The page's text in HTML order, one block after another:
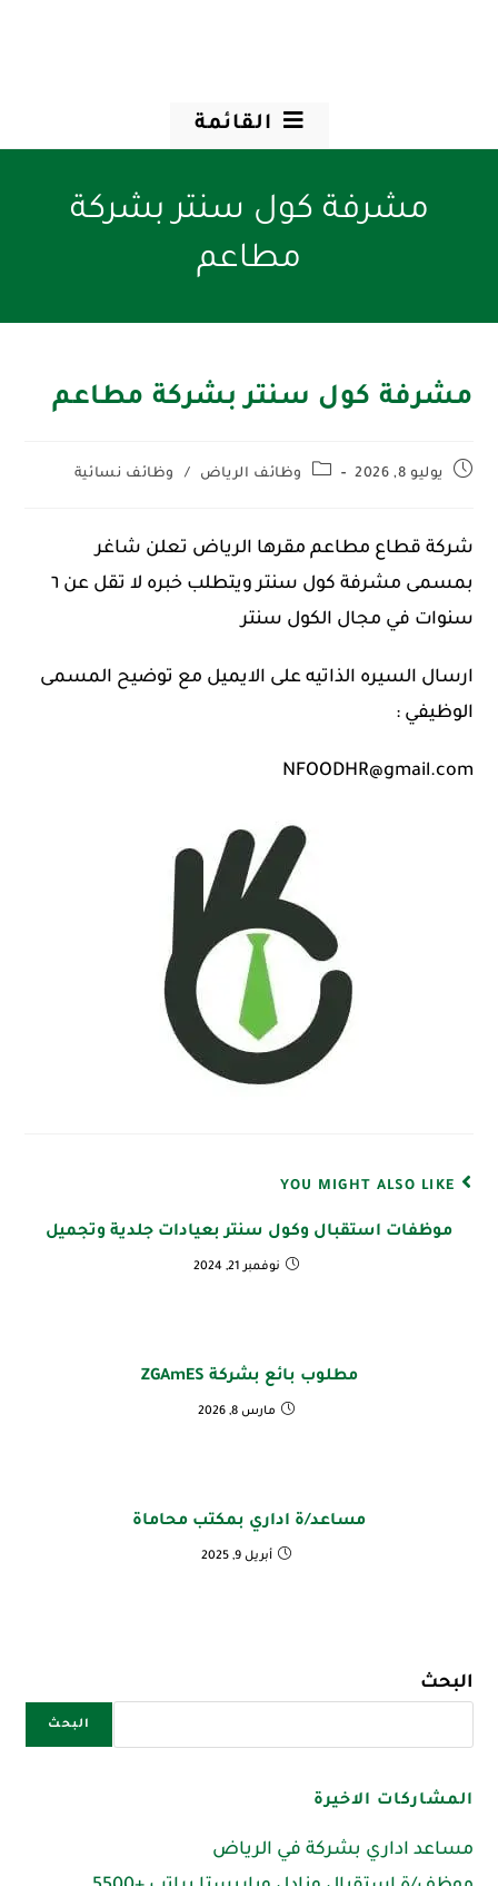
القائمة
مشرفة كول سنتر بشركة
مطاعم
مشرفة كول سنتر بشركة مطاعم
يوليو 8, 2026 وظائف الرياض / وظائف نسائية
شركة قطاع مطاعم مقرها الرياض تعلن شاغر
بمسمى مشرفة كول سنتر ويتطلب خبره لا تقل عن ٦
سنوات في مجال الكول سنتر
ارسال السيره الذاتيه على الايميل مع توضيح المسمى
الوظيفي :
NFOODHR@gmail.com
YOU MIGHT ALSO LIKE
موظفات استقبال وكول سنتر بعيادات جلدية وتجميل
نوفمبر 21, 2024
مطلوب بائع بشركة ZGAmES
مارس 8, 2026
مساعد/ة اداري بمكتب محاماة
أبريل 9, 2025
البحث
البحث
المشاركات الاخيرة
مساعد اداري بشركة في الرياض